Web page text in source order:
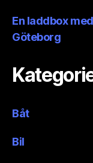
En laddbox
Göteborg
Båt
Bil